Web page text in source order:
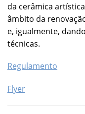
da cerâmica
âmbito da
e, igualmente,
técnicas.
Regulamento
Flyer